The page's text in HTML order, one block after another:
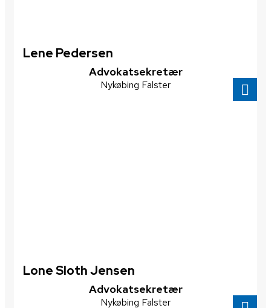
Lene Pedersen
Advokatsekretær
Nykøbing Falster
Lone Sloth Jensen
Advokatsekretær
Nykøbing Falster